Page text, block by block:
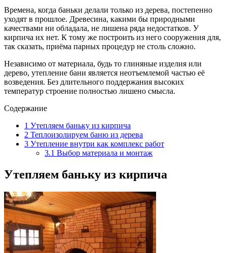
Времена, когда баньки делали только из дерева, постепенно
уходят в прошлое. Древесина, какими бы природными
качествами ни обладала, не лишена ряда недостатков. У
кирпича их нет. К тому же построить из него сооружения для,
так сказать, приёма парных процедур не столь сложно.
Независимо от материала, будь то глиняные изделия или
дерево, утепление бани является неотъемлемой частью её
возведения. Без длительного поддержания высоких
температур строение полностью лишено смысла.
Содержание
1 Утепляем баньку из кирпича
2 Теплоизолируем баню из дерева
3 Утепление внутри как комплекс работ
3.1 Выбор материала и монтаж
Утепляем баньку из кирпича